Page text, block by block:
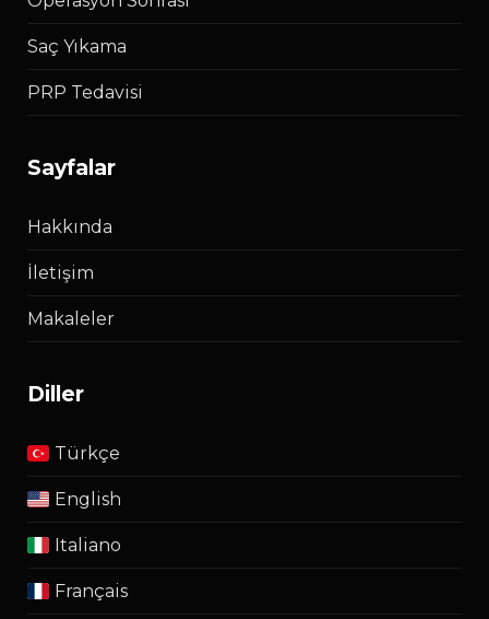
Saç Yıkama
PRP Tedavisi
sayfalar
Hakkında
İletişim
Makaleler
diller
Türkçe
English
Italiano
Français